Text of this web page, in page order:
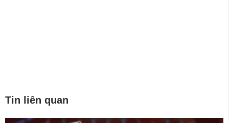
Tin liên quan